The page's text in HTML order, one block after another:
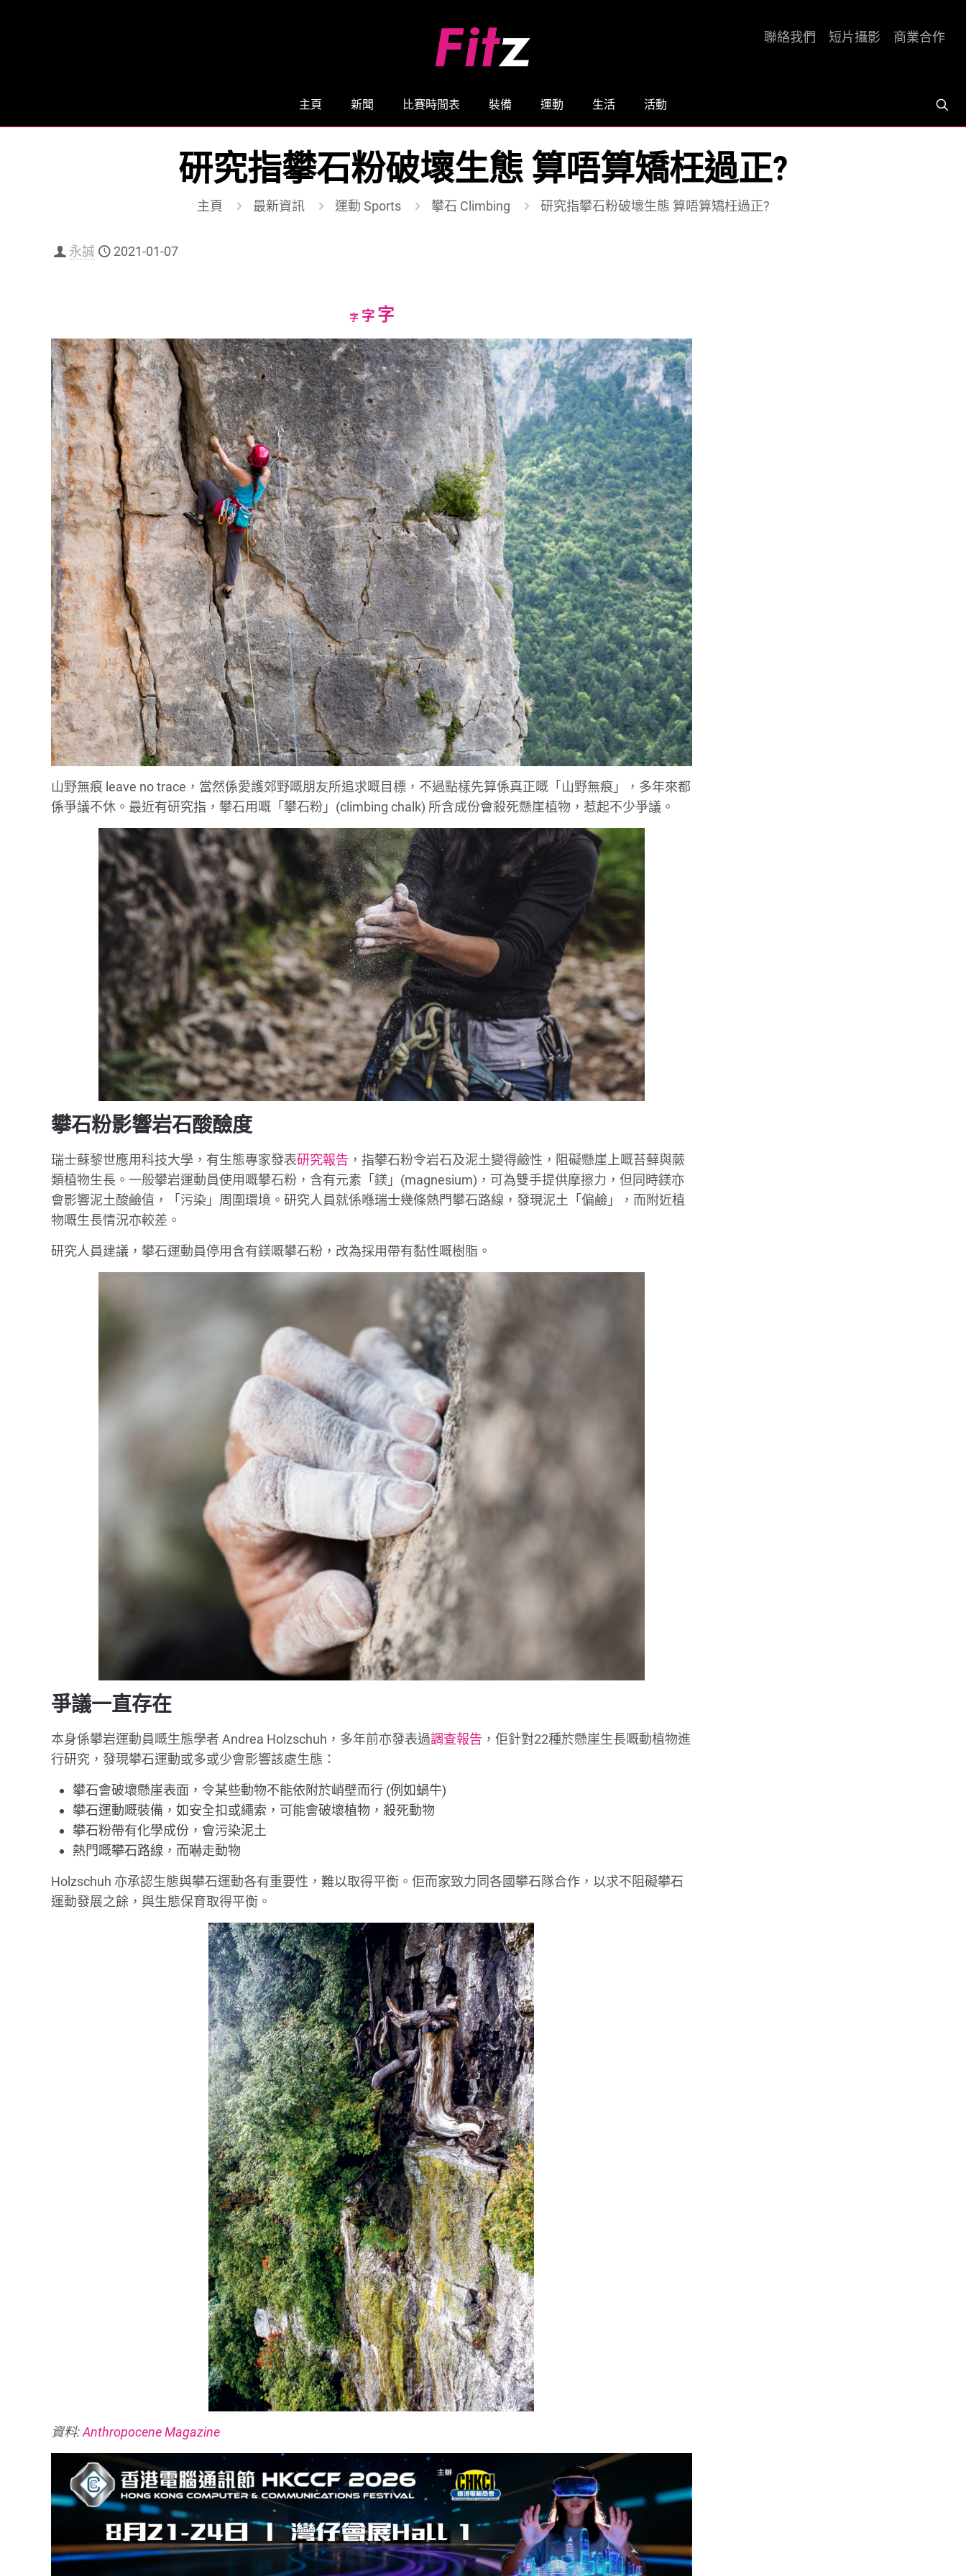
主頁 新聞 比賽時間表 裝備 運動 生活 活動
聯絡我們 短片攝影 商業合作
研究指攀石粉破壞生態 算唔算矯枉過正?
主頁 最新資訊 運動 Sports 攀石 Climbing 研究指攀石粉破壞生態 算唔算矯枉過正?
永誠 2021-01-07
字Decrease
size.
字Reset
size.
字Increase
font
size.
山野無痕 leave no trace，當然係愛護郊野嘅朋友所追求嘅目標，不過點樣先算係真正嘅「山野無痕」，多年來都
係爭議不休。最近有研究指，攀石用嘅「攀石粉」(climbing chalk) 所含成份會殺死懸崖植物，惹起不少爭議。
攀石粉影響岩石酸醶度
瑞士蘇黎世應用科技大學，有生態專家發表研究報告 ，指攀石粉令岩石及泥土變得鹼性，阻礙懸崖上嘅苔蘚與蕨
類植物生長。一般攀岩運動員使用嘅攀石粉，含有元素「鎂」(magnesium)，可為雙手提供摩擦力，但同時鎂亦
會影響泥土酸鹼值，「污染」周圍環境。研究人員就係喺瑞士幾條熱門攀石路線，發現泥土「偏鹼」，而附近植
物嘅生長情況亦較差。
研究人員建議，攀石運動員停用含有鎂嘅攀石粉，改為採用帶有黏性嘅樹脂。
爭議一直存在
本身係攀岩運動員嘅生態學者 Andrea Holzschuh，多年前亦發表過調查報告 ，佢針對22種於懸崖生長嘅動植物進
行研究，發現攀石運動或多或少會影響該處生態：
攀石會破壞懸崖表面，令某些動物不能依附於峭壁而行 (例如蝸牛)
攀石運動嘅裝備，如安全扣或繩索，可能會破壞植物，殺死動物
攀石粉帶有化學成份，會污染泥土
熱門嘅攀石路線，而嚇走動物
Holzschuh 亦承認生態與攀石運動各有重要性，難以取得平衡。佢而家致力同各國攀石隊合作，以求不阻礙攀石
運動發展之餘，與生態保育取得平衡。
資料:Anthropocene Magazine